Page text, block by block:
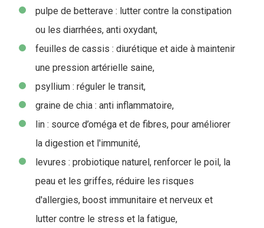
pulpe de betterave : lutter contre la constipation
ou les diarrhées, anti oxydant,
feuilles de cassis : diurétique et aide à maintenir
une pression artérielle saine,
psyllium : réguler le transit,
graine de chia : anti inflammatoire,
lin : source d’oméga et de fibres, pour améliorer
la digestion et l'immunité,
levures : probiotique naturel, renforcer le poil, la
peau et les griffes, réduire les risques
d'allergies, boost immunitaire et nerveux et
lutter contre le stress et la fatigue,